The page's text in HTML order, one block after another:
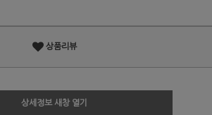
상품리뷰
상세정보 새창 열기